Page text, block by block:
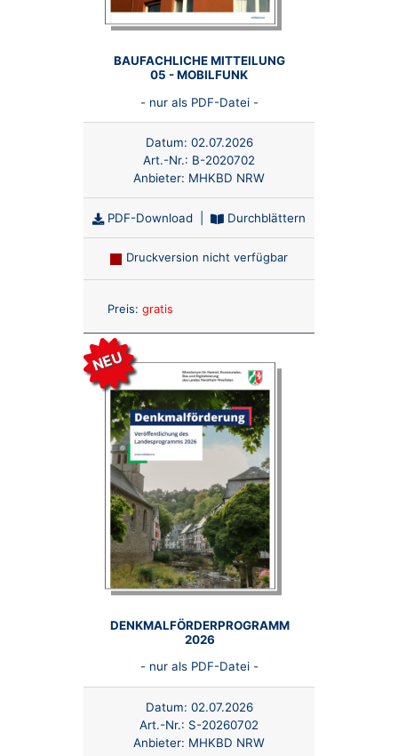
BAUFACHLICHE MITTEILUNG
05 - MOBILFUNK
- nur als PDF-Datei -
Datum: 02.07.2026
Art.-Nr.: B-2020702
Anbieter: MHKBD NRW
PDF-Download Durchblättern
Druckversion nicht verfügbar
Preis: gratis
NEU
DENKMALFÖRDERPROGRAMM
2026
- nur als PDF-Datei -
Datum: 02.07.2026
Art.-Nr.: S-20260702
Anbieter: MHKBD NRW